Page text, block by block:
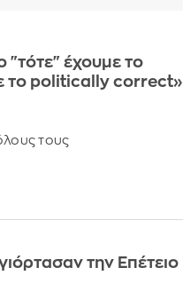
"τότε" έχουμε το
το politically correct»
τους
την Επέτειο